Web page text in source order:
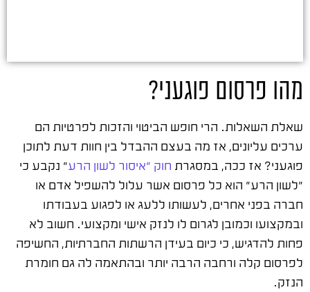
מהו פרסום פוגעני?
שאלת השאלות. הרי חופש הביטוי והזכות לפרטיות הם
ערכים עליונים, אז מה בעצם ההבדל בין חוות דעת לתוכן
פוגעני? אז ככה, במסגרת חוק "איסור לשון הרע" נקבע כי
"לשון הרע" הוא כל פרסום אשר עלול להשפיל אדם או
חברה בפני אחרים, לעשותו ללעג או לפגוע בעבודתו
ובמקצועו וכמובן לגרום לו לנזק אישי ומקצועי. חשוב לא
פחות להדגיש, כי כיום בעידן הרשתות החברתיות, החשיפה
לפרסום קלה ורחבה הרבה יותר ובהתאמה לה גם חומרת
הנזק.